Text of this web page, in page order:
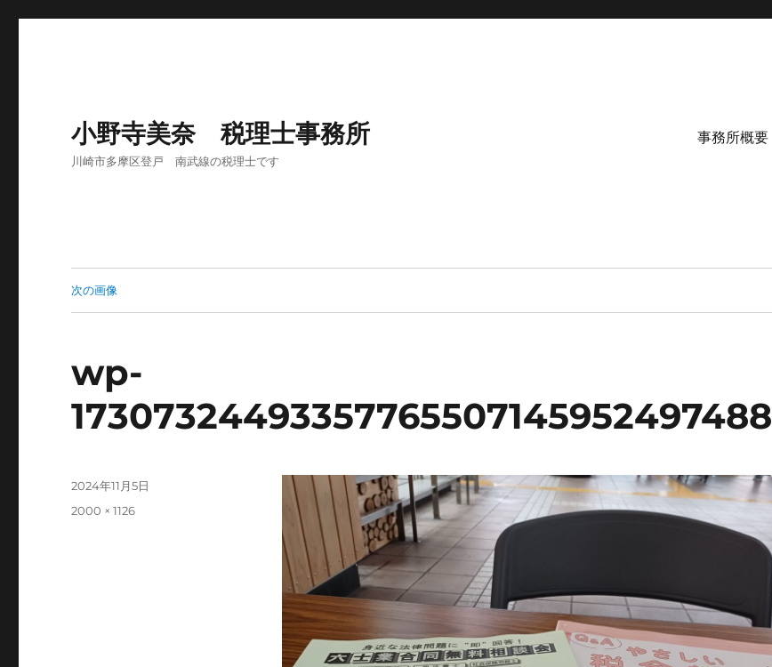
小野寺美奈 税理士事務所
川崎市多摩区登戸 南武線の税理士です
事務所概要
次の画像
wp-
17307324493357765507145952497488
投
2024年11月5日
フ
2000 × 1126